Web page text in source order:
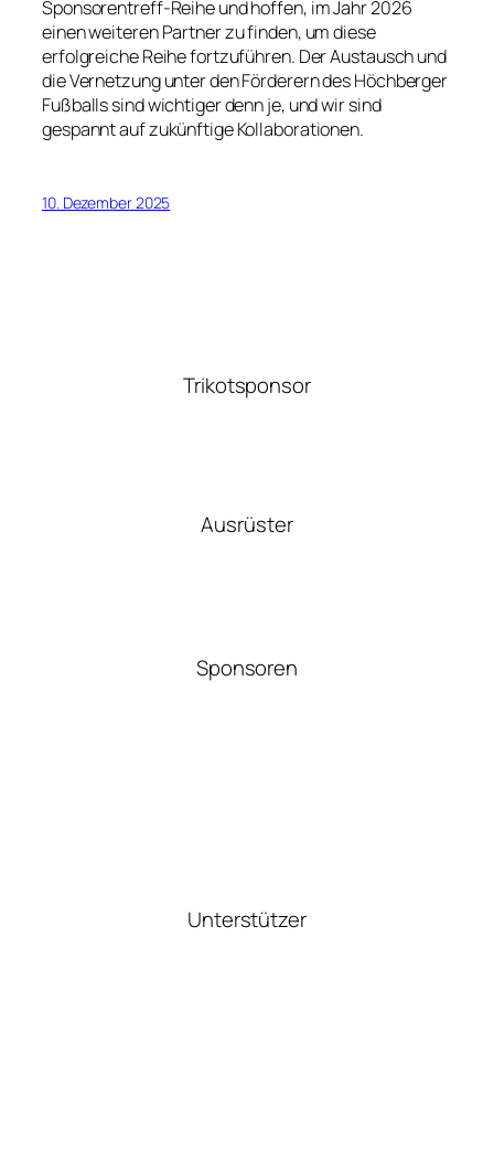
Sponsorentreff-Reihe und hoffen, im Jahr 2026
einen weiteren Partner zu finden, um diese
erfolgreiche Reihe fortzuführen. Der Austausch und
die Vernetzung unter den Förderern des Höchberger
Fußballs sind wichtiger denn je, und wir sind
gespannt auf zukünftige Kollaborationen.
10. Dezember 2025
Trikotsponsor
Ausrüster
Sponsoren
Unterstützer